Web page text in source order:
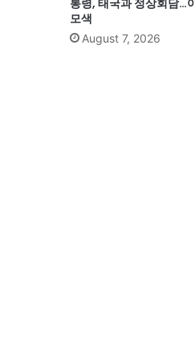
모색
August 7, 2026